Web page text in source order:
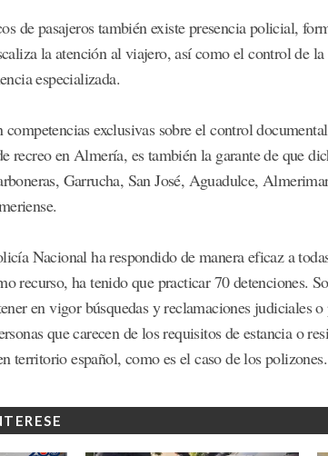
de pasajeros también existe presencia policial,
la atención al viajero, así como el control de
especializada.
exclusivas sobre el control
recreo en Almería, es también la garante de que
Garrucha, San José, Aguadulce,
Nacional ha respondido de manera eficaz a
recurso, ha tenido que practicar 70 detenciones.
en vigor búsquedas y reclamaciones judiciales
que carecen de los requisitos de estancia o
territorio español, como es el caso de los polizones.